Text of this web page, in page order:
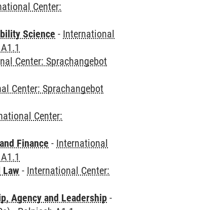
Center:
Science - International
Center: Sprachangebot
Center: Sprachangebot
Center:
Finance - International
Law - International Center:
Agency and Leadership -